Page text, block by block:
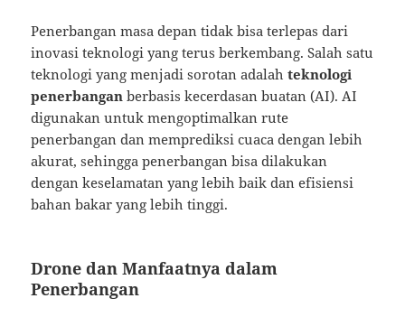
Penerbangan masa depan tidak bisa terlepas dari
inovasi teknologi yang terus berkembang. Salah satu
teknologi yang menjadi sorotan adalahteknologi
penerbangan berbasis kecerdasan buatan (AI). AI
digunakan untuk mengoptimalkan rute
penerbangan dan memprediksi cuaca dengan lebih
akurat, sehingga penerbangan bisa dilakukan
dengan keselamatan yang lebih baik dan efisiensi
bahan bakar yang lebih tinggi.
Drone dan Manfaatnya dalam
Penerbangan